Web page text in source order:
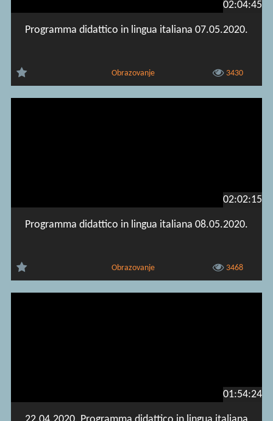
02:04:45
Programma didattico in lingua italiana 07.05.2020.
Obrazovanje 3430
02:02:15
Programma didattico in lingua italiana 08.05.2020.
Obrazovanje 3468
01:54:24